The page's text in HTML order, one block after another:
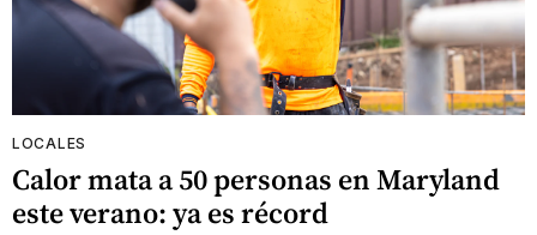
LOCALES
Calor mata a 50 personas en Maryland
este verano: ya es récord